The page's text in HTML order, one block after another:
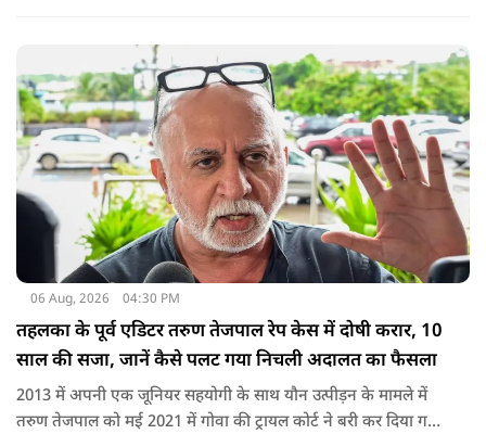
06 Aug, 2026 04:30 PM
तहलका के पूर्व एडिटर तरुण तेजपाल रेप केस में दोषी करार, 10
साल की सजा, जानें कैसे पलट गया निचली अदालत का फैसला
2013 में अपनी एक जूनियर सहयोगी के साथ यौन उत्पीड़न के मामले में
तरुण तेजपाल को मई 2021 में गोवा की ट्रायल कोर्ट ने बरी कर दिया गया